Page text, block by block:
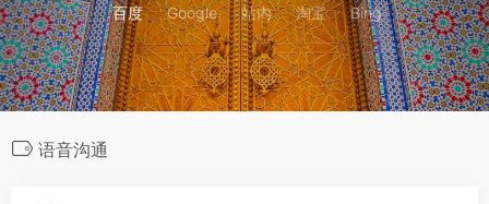
百度 Google 站内 淘宝 Bing
语音沟通